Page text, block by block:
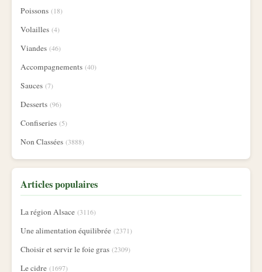
Poissons (18)
Volailles (4)
Viandes (46)
Accompagnements (40)
Sauces (7)
Desserts (96)
Confiseries (5)
Non Classées (3888)
Articles populaires
La région Alsace (3116)
Une alimentation équilibrée (2371)
Choisir et servir le foie gras (2309)
Le cidre (1697)